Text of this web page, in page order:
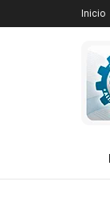
Inicio